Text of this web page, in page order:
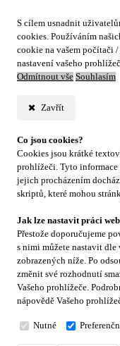
S cílem usnadnit
cookies. Používáním
cookie na vašem počítači
nastavení vašeho
Odmítnout vše Souhlasím
Zavřít
Co jsou cookies?
Cookies jsou krátké
prohlížeči. Tyto
jejich procházením
skriptů, které mohou
Jak lze nastavit práci
Přestože doporučujeme
s nimi můžete nastavit
zobrazených níže. Po
změnit své rozhodnutí
Vašeho prohlížeče.
nápovědě Vašeho
Nutné